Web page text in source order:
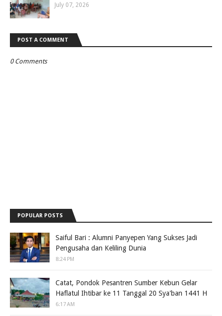
July 07, 2026
POST A COMMENT
0 Comments
POPULAR POSTS
Saiful Bari : Alumni Panyepen Yang Sukses Jadi
Pengusaha dan Keliling Dunia
8:24 PM
Catat, Pondok Pesantren Sumber Kebun Gelar
Haflatul Ihtibar ke 11 Tanggal 20 Sya'ban 1441 H
6:17 AM